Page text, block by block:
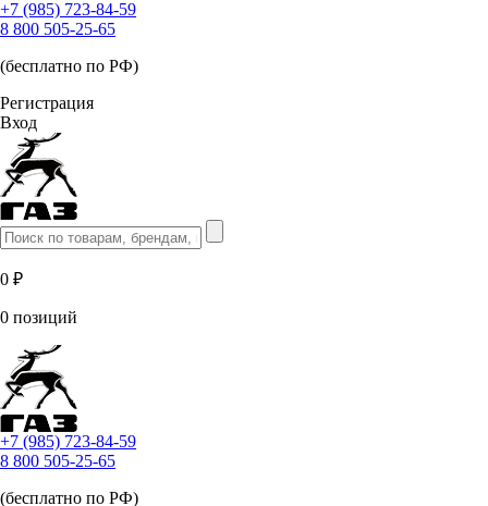
+7 (985) 723-84-59
8 800 505-25-65
(бесплатно по РФ)
Регистрация
Вход
0 ₽
0 позиций
+7 (985) 723-84-59
8 800 505-25-65
(бесплатно по РФ)